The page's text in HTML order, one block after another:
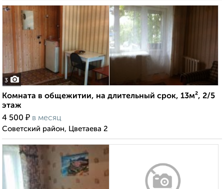
3
Комната в общежитии, на длительный срок, 13м², 2/5
этаж
4 500 ₽ в месяц
Советский район, Цветаева 2